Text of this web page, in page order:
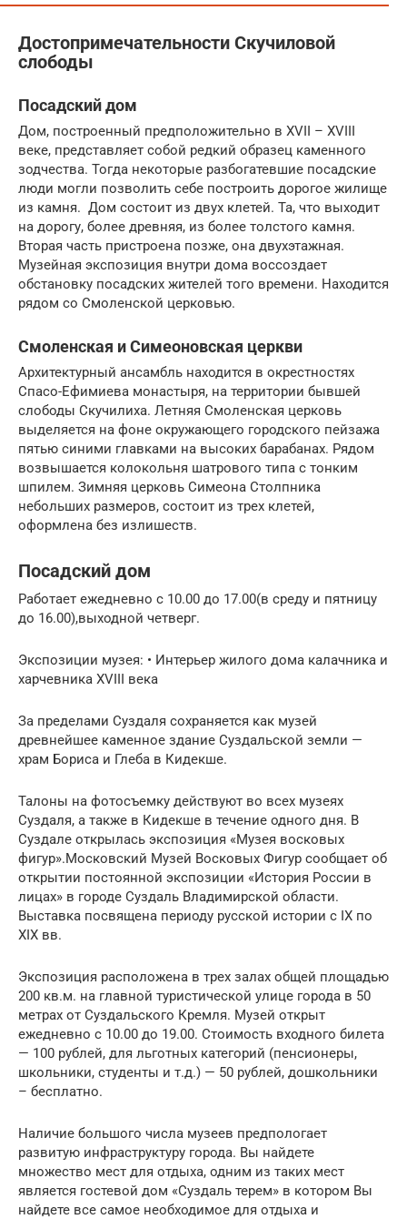
Достопримечательности Скучиловой
слободы
Посадский дом
Дом, построенный предположительно в XVII – XVIII
веке, представляет собой редкий образец каменного
зодчества. Тогда некоторые разбогатевшие посадские
люди могли позволить себе построить дорогое жилище
из камня. Дом состоит из двух клетей. Та, что выходит
на дорогу, более древняя, из более толстого камня.
Вторая часть пристроена позже, она двухэтажная.
Музейная экспозиция внутри дома воссоздает
обстановку посадских жителей того времени. Находится
рядом со Смоленской церковью.
Смоленская и Симеоновская церкви
Архитектурный ансамбль находится в окрестностях
Спасо-Ефимиева монастыря, на территории бывшей
слободы Скучилиха. Летняя Смоленская церковь
выделяется на фоне окружающего городского пейзажа
пятью синими главками на высоких барабанах. Рядом
возвышается колокольня шатрового типа с тонким
шпилем. Зимняя церковь Симеона Столпника
небольших размеров, состоит из трех клетей,
оформлена без излишеств.
Посадский дом
Работает ежедневно с 10.00 до 17.00(в среду и пятницу
до 16.00),выходной четверг.
Экспозиции музея: • Интерьер жилого дома калачника и
харчевника XVIII века
За пределами Суздаля сохраняется как музей
древнейшее каменное здание Суздальской земли —
храм Бориса и Глеба в Кидекше.
Талоны на фотосъемку действуют во всех музеях
Суздаля, а также в Кидекше в течение одного дня. В
Суздале открылась экспозиция «Музея восковых
фигур».Московский Музей Восковых Фигур сообщает об
открытии постоянной экспозиции «История России в
лицах» в городе Суздаль Владимирской области.
Выставка посвящена периоду русской истории с IX по
XIX вв.
Экспозиция расположена в трех залах общей площадью
200 кв.м. на главной туристической улице города в 50
метрах от Суздальского Кремля. Музей открыт
ежедневно с 10.00 до 19.00. Стоимость входного билета
— 100 рублей, для льготных категорий (пенсионеры,
школьники, студенты и т.д.) — 50 рублей, дошкольники
– бесплатно.
Наличие большого числа музеев предпологает
развитую инфраструктуру города. Вы найдете
множество мест для отдыха, одним из таких мест
является гостевой дом «Суздаль терем» в котором Вы
найдете все самое необходимое для отдыха и